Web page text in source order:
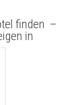
finden –
in